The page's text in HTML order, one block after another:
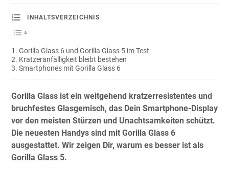
INHALTSVERZEICHNIS
Gorilla Glass 6 und Gorilla Glass 5 im Test
Kratzeranfälligkeit bleibt bestehen
Smartphones mit Gorilla Glass 6
Gorilla Glass ist ein weitgehend kratzerresistentes und
bruchfestes Glasgemisch, das Dein Smartphone-Display
vor den meisten Stürzen und Unachtsamkeiten schützt.
Die neuesten Handys sind mit Gorilla Glass 6
ausgestattet. Wir zeigen Dir, warum es besser ist als
Gorilla Glass 5.